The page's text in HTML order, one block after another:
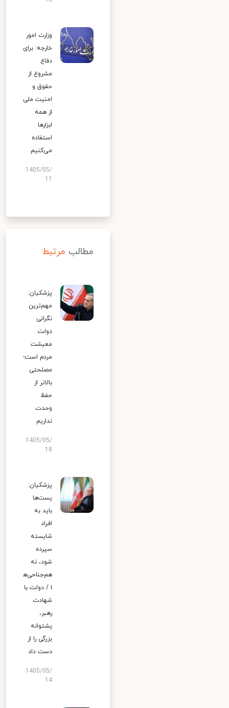
وزارت امور
خارجه: برای
دفاع
مشروع از
حقوق و
امنیت ملی
از همه
ابزارها
استفاده
می‌کنیم
1405/05/
مطالب مرتبط
پزشکیان:
مهم‌ترین
نگرانی
دولت
معیشت
مردم است؛
مصلحتی
بالاتر از
حفظ
وحدت
نداریم
1405/05/
18
پزشکیان:
پست‌ها
باید به
افراد
شایسته
سپرده
شود، نه
هم‌جناحی‌ه
ا / دولت با
شهادت
رهبر،
پشتوانه
بزرگی را از
دست داد
1405/05/
14